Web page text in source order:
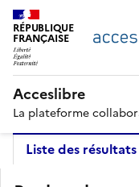
RÉPUBLIQUE
FRANÇAISE
Acceslibre
La plateforme
Liste des résultats